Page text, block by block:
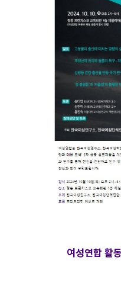
여성연합 활